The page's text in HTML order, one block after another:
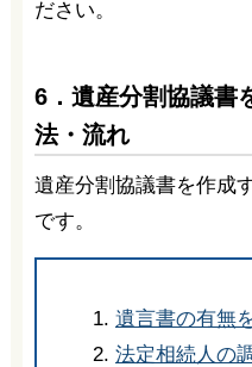
ださい。
6．遺産分割協議書
法・流れ
遺産分割協議書を作成
です。
遺言書の有無
法定相続人の